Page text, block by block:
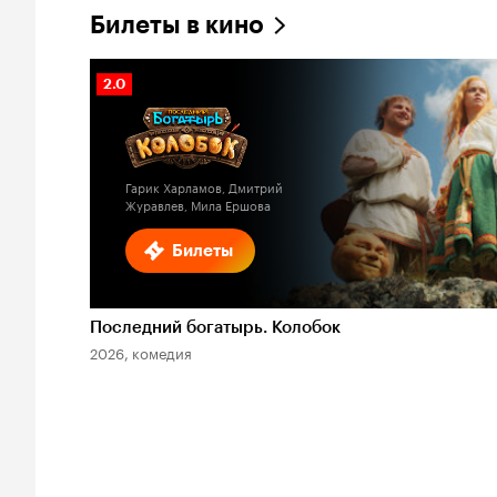
Билеты в кино
Билеты
Рейтинг
Кинопоиска
2.0
Гарик Харламов, Дмитрий
Журавлев, Мила Ершова
Последний богатырь. Колобок
2026, комедия